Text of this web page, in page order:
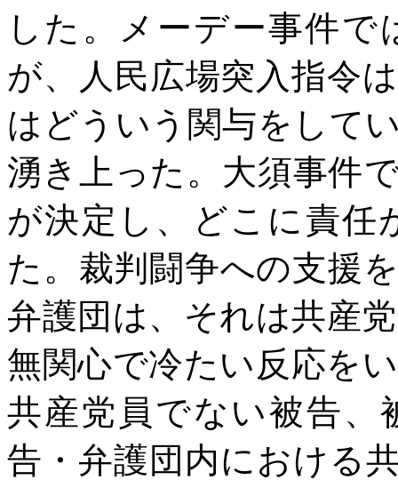
した。メーデー事件
が、人民広場突入指令
はどういう関与をして
湧き上った。大須事件
が決定し、どこに責任
た。裁判闘争への支援
弁護団は、それは共産
無関心で冷たい反応を
共産党員でない被告、
告・弁護団内における